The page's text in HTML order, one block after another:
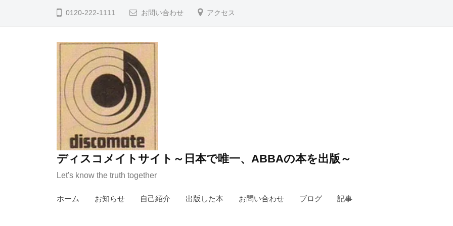
0120-222-1111 お問い合わせ アクセス
ディスコメイトサイト～日本で唯一、ABBAの本を出版～
Let's know the truth together
ホーム お知らせ 自己紹介 出版した本 お問い合わせ ブログ 記事